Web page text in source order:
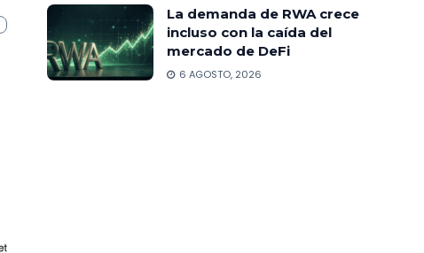
La demanda de RWA crece
incluso con la caída del
mercado de DeFi
6 AGOSTO, 2026